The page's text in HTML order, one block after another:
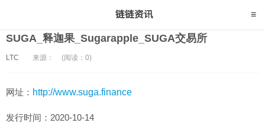
SUGA_释迦果_Sugarapple_SUGA交易所
LTC 来源： (阅读：0)
网址： http://www.suga.finance
发行时间：2020-10-14